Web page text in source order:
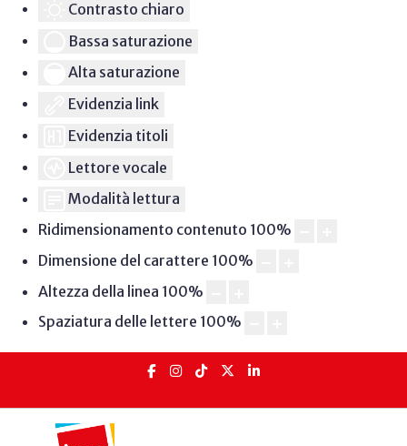
Contrasto chiaro
Bassa saturazione
Alta saturazione
Evidenzia link
Evidenzia titoli
Lettore vocale
Modalità lettura
Ridimensionamento contenuto 100%
Dimensione del carattere 100%
Altezza della linea 100%
Spaziatura delle lettere 100%